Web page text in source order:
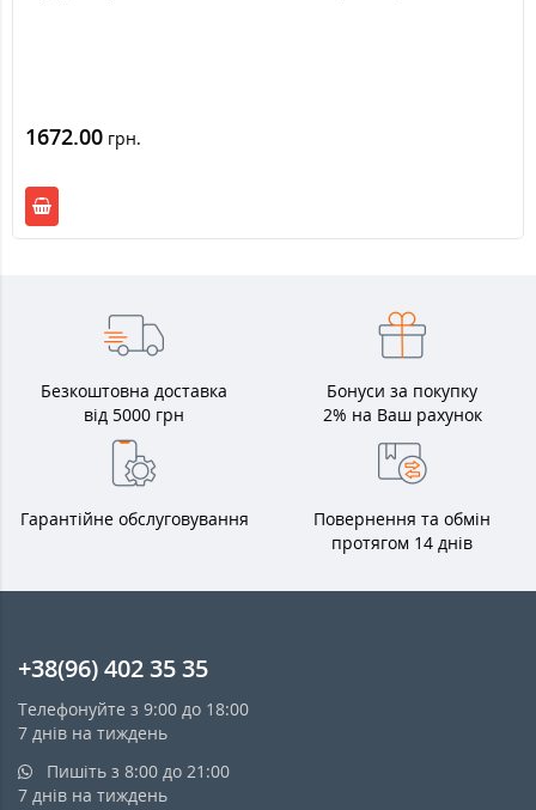
1672.00 грн.
Безкоштовна доставка
від 5000 грн
Бонуси за покупку
2% на Ваш рахунок
Гарантійне обслуговування
Повернення та обмін
протягом 14 днів
+38(96) 402 35 35
Телефонуйте з 9:00 до 18:00
7 днів на тиждень
Пишіть з 8:00 до 21:00
7 днів на тиждень